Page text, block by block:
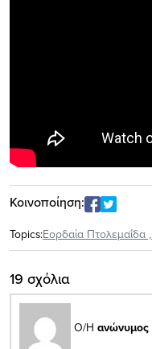
Κοινοποίηση:
Topics:Εορδαία Πτολεμαΐδα ,
19 σχόλια
Ο/Η ανώνυμος